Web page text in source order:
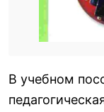
В учебном